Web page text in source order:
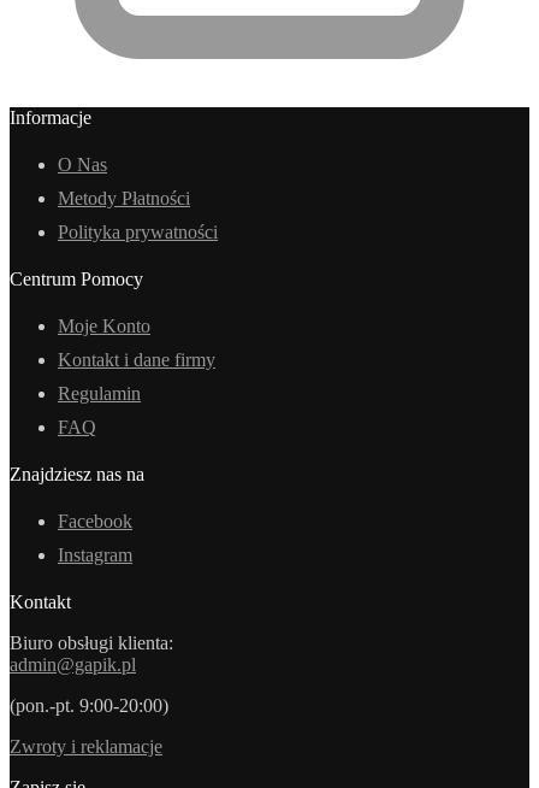
Informacje
O Nas
Metody Płatności
Polityka prywatności
Centrum Pomocy
Moje Konto
Kontakt i dane firmy
Regulamin
FAQ
Znajdziesz nas na
Facebook
Instagram
Kontakt
Biuro obsługi klienta:
admin@gapik.pl
(pon.-pt. 9:00-20:00)
Zwroty i reklamacje